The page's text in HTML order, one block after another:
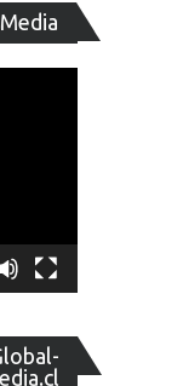
de
vídeo
de